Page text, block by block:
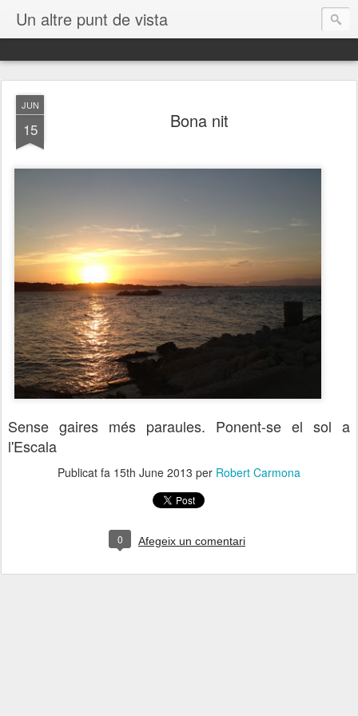
Un altre punt de vista
JUN
15 Bona nit
Sense gaires més paraules. Ponent-se el sol a
l'Escala
Publicat fa 15th June 2013 per Robert Carmona
0 Afegeix un comentari